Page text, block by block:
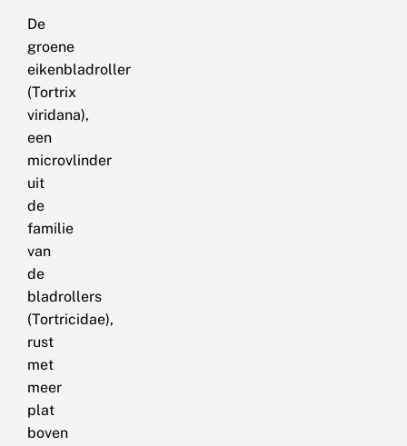
De
groene
eikenbladroller
(Tortrix
viridana),
een
microvlinder
uit
de
familie
van
de
bladrollers
(Tortricidae),
rust
met
meer
plat
boven